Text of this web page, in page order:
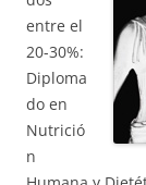
entre el
20-30%:
Diploma
do en
Nutrició
n